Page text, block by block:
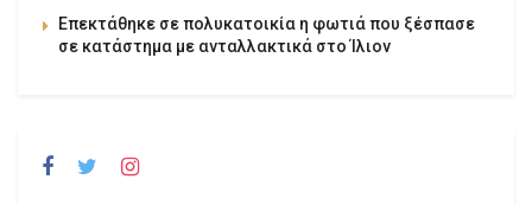
Επεκτάθηκε σε πολυκατοικία η φωτιά που ξέσπασε
σε κατάστημα με ανταλλακτικά στο Ίλιον